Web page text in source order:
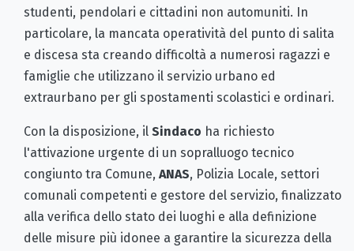
studenti, pendolari e cittadini non automuniti. In
particolare, la mancata operatività del punto di salita
e discesa sta creando difficoltà a numerosi ragazzi e
famiglie che utilizzano il servizio urbano ed
extraurbano per gli spostamenti scolastici e ordinari.
Con la disposizione, il Sindaco ha richiesto
l'attivazione urgente di un sopralluogo tecnico
congiunto tra Comune, ANAS, Polizia Locale, settori
comunali competenti e gestore del servizio, finalizzato
alla verifica dello stato dei luoghi e alla definizione
delle misure più idonee a garantire la sicurezza della